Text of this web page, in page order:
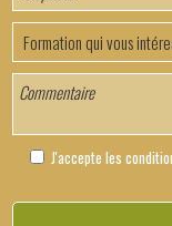
J'accepte les